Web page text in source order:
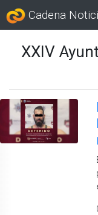
Cadena
XXIV